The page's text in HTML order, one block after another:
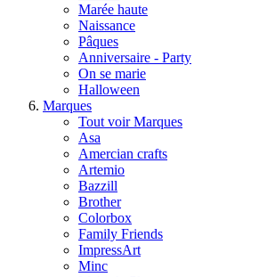
Marée haute
Naissance
Pâques
Anniversaire - Party
On se marie
Halloween
Marques
Tout voir Marques
Asa
Amercian crafts
Artemio
Bazzill
Brother
Colorbox
Family Friends
ImpressArt
Minc